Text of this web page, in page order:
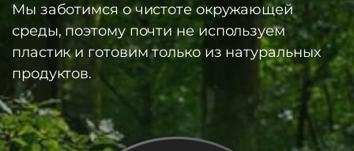
Мы заботимся о чистоте окружающей
среды, поэтому почти не используем
пластик и готовим только из натуральных
продуктов.